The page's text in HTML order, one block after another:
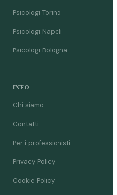
Psicologi Torino
Psicologi Napoli
Psicologi Bologna
INFO
Chi siamo
Contatti
Per i professionisti
Privacy Policy
Cookie Policy